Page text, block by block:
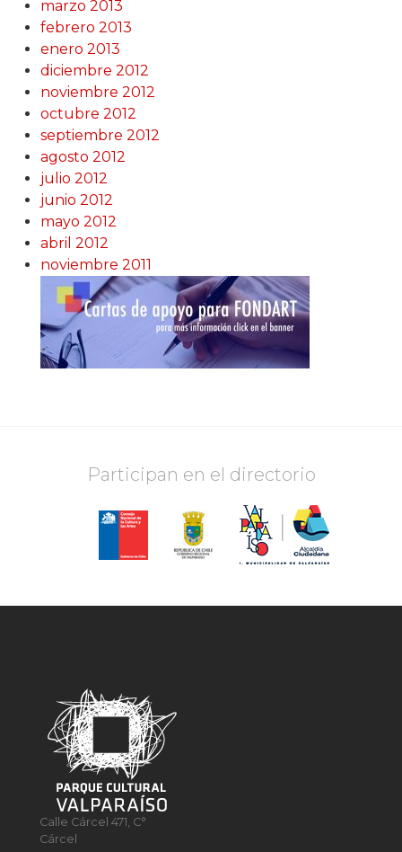
marzo 2013
febrero 2013
enero 2013
diciembre 2012
noviembre 2012
octubre 2012
septiembre 2012
agosto 2012
julio 2012
junio 2012
mayo 2012
abril 2012
noviembre 2011
Participan en el directorio
Calle Cárcel 471, C°
Cárcel